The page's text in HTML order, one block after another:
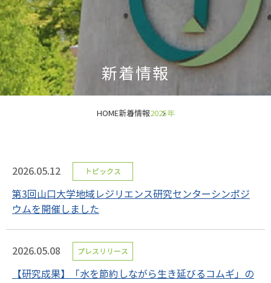
新着情報
HOME新着情報2025年
2026.05.12 トピックス
第3回山口大学地域レジリエンス研究センターシンポジ
ウムを開催しました
2026.05.08 プレスリリース
【研究成果】「水を節約しながら生き延びるコムギ」の